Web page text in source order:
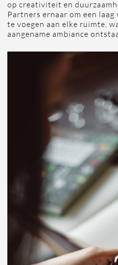
op creativiteit en
Partners ernaar om een
te voegen aan elke ruimte,
aangename ambiance